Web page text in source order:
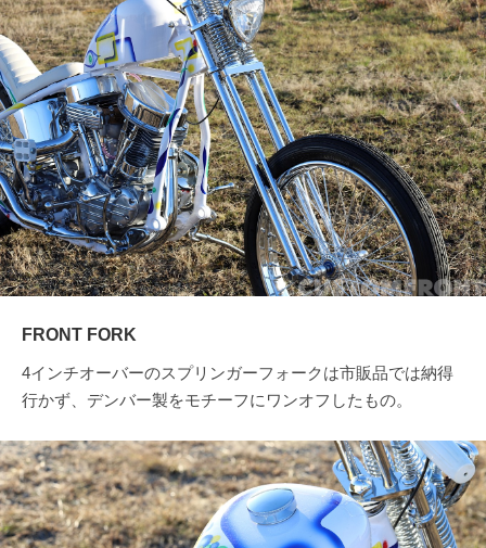
FRONT FORK
4インチオーバーのスプリンガーフォークは市販品では納得
行かず、デンバー製をモチーフにワンオフしたもの。